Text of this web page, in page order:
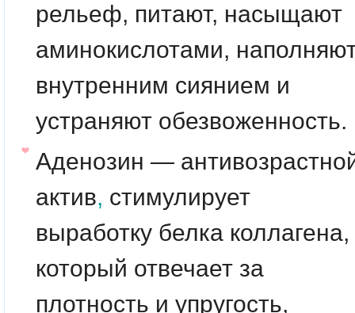
рельеф, питают, насыщают
аминокислотами,
внутренним сиянием и
устраняют обезвоженность.
Аденозин —
актив, стимулирует
выработку белка коллагена,
который отвечает за
плотность и упругость,